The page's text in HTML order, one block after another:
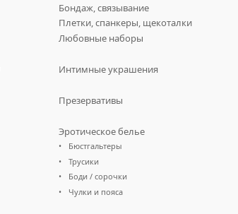
Бондаж, связывание
Плетки, спанкеры, щекоталки
Любовные наборы
Интимные украшения
Презервативы
Эротическое белье
Бюстгальтеры
Трусики
Боди / сорочки
Чулки и пояса